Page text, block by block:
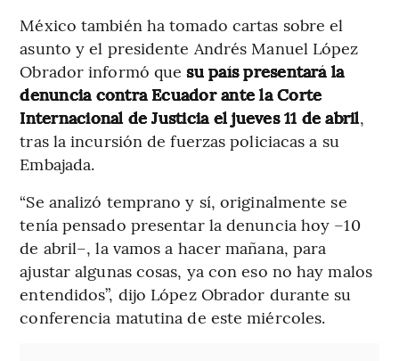
México también ha tomado cartas sobre el
asunto y el presidente Andrés Manuel López
Obrador informó quesu país presentará la
denuncia contra Ecuador ante la Corte
Internacional de Justicia el jueves 11 de abril,
tras la incursión de fuerzas policiacas a su
Embajada.
“Se analizó temprano y sí, originalmente se
tenía pensado presentar la denuncia hoy –10
de abril–, la vamos a hacer mañana, para
ajustar algunas cosas, ya con eso no hay malos
entendidos”, dijo López Obrador durante su
conferencia matutina de este miércoles.